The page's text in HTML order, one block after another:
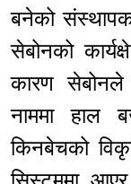
बनेको संस्थापक
सेबोनको
कारण सेबोनले
नाममा हाल
किनबेचको